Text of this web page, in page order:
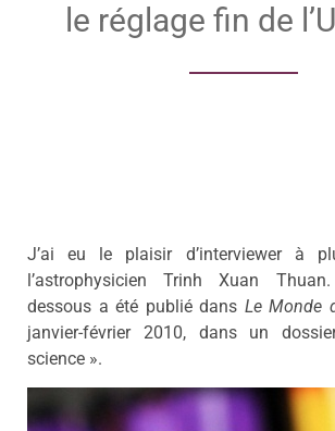
le réglage fin de
J’ai eu le plaisir d’interviewer à
l’astrophysicien Trinh Xuan
dessous a été publié dans Le Monde
janvier-février 2010, dans un
science ».